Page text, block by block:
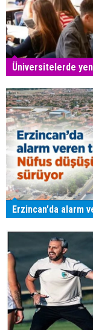
Üniversitelerde
Erzincan'da alarm